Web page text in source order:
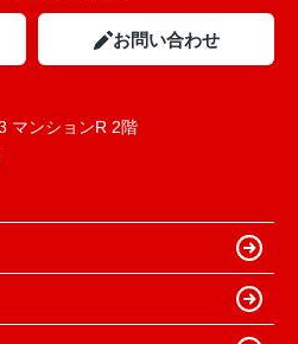
お問い合わせ
マンションR 2階